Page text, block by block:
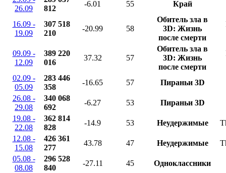
26.09
812
-6.01 55 Край
16.09 -
19.09
307 518
210
-20.99 58
Обитель зла в
3D: Жизнь
после смерти
09.09 -
12.09
389 220
016
37.32 57
Обитель зла в
3D: Жизнь
после смерти
02.09 -
05.09
283 446
358
-16.65 57
Пираньи 3D
26.08 -
29.08
340 068
692
-6.27 53
Пираньи 3D
19.08 -
22.08
362 814
828
-14.9 53 Неудержимые
12.08 -
15.08
426 361
277
43.78 47 Неудержимые
05.08 -
08.08
296 528
840
-27.11 45
Одноклассники